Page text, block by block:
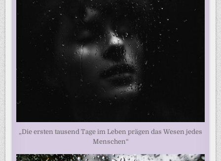
„Die ersten tausend Tage im Leben prägen das Wesen jedes
Menschen“